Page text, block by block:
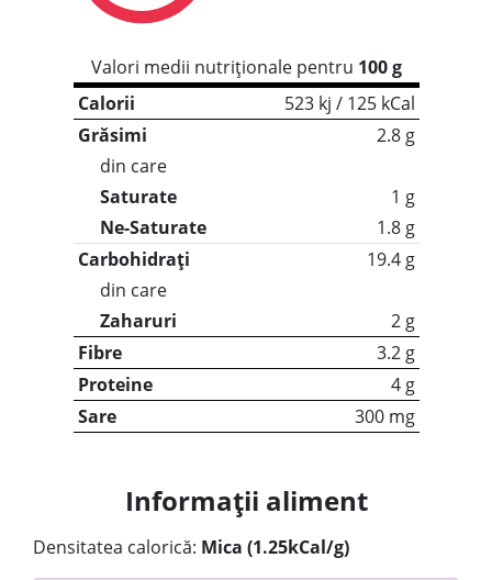
Valori medii nutriționale pentru 100 g
Calorii
523 kj / 125 kCal
Grăsimi
2.8 g
din care
Saturate
1 g
Ne-Saturate
1.8 g
Carbohidrați
19.4 g
din care
Zaharuri
2 g
Fibre
3.2 g
Proteine
4 g
Sare
300 mg
Informații aliment
Densitatea calorică: Mica (1.25kCal/g)